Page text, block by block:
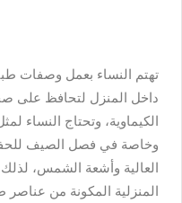
تهتم النساء بعمل وصفات
داخل المنزل لتحافظ على
الكيماوية، وتحتاج النساء
وخاصة في فصل الصيف
العالية وأشعة الشمس،
المنزلية المكونة من عناصر